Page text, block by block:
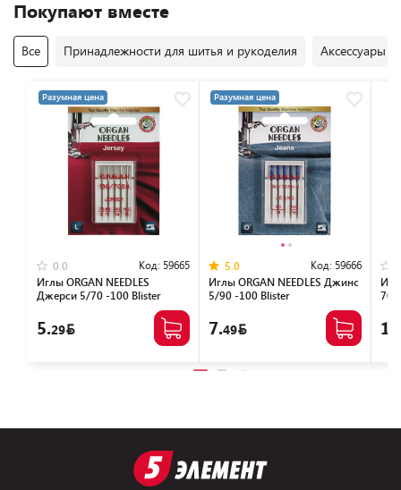
Покупают вместе
Все Принадлежности для шитья и рукоделия Аксессуары
Разумная цена
0.0 Код: 59665
Иглы ORGAN NEEDLES
Джерси 5/70 -100 Blister
5.29
Разумная цена
5.0 Код: 59666
Иглы ORGAN NEEDLES Джинс
5/90 -100 Blister
7.49
705